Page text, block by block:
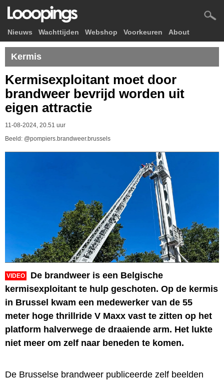
Nieuws Wachttijden Webshop Voorkeuren About
Kermis
Kermisexploitant moet door
brandweer bevrijd worden uit
eigen attractie
11-08-2024, 20.51 uur
Beeld: @pompiers.brandweer.brussels
VIDEO
De brandweer is een Belgische
kermisexploitant te hulp geschoten. Op de kermis
in Brussel kwam een medewerker van de 55
meter hoge thrillride V Maxx vast te zitten op het
platform halverwege de draaiende arm. Het lukte
niet meer om zelf naar beneden te komen.
De Brusselse brandweer publiceerde zelf beelden